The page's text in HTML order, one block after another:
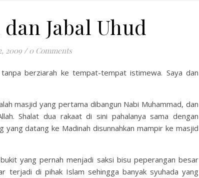
Jabal Uhud
2009 / 0 Comments
berziarah ke tempat-tempat istimewa. Saya dan
masjid yang pertama dibangun Nabi Muhammad, dan
Shalat dua rakaat di sini pahalanya sama dengan
yang datang ke Madinah disunnahkan mampir ke masjid
yang pernah menjadi saksi bisu peperangan besar
terjadi di pihak Islam sehingga banyak syuhada yang